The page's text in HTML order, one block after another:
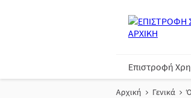
Επιστροφή
Αρχική Γενικά